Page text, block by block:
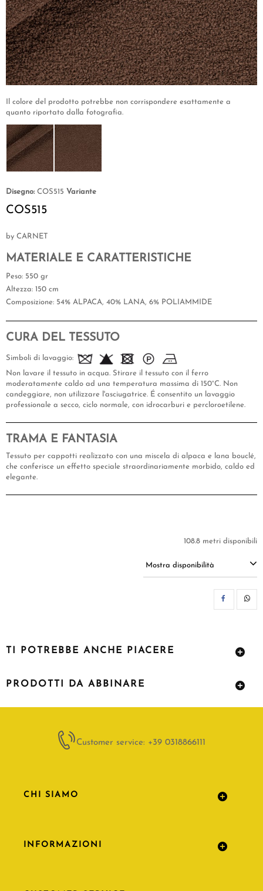
Il colore del prodotto potrebbe non corrispondere esattamente a
quanto riportato dalla fotografia.
Disegno: COS515 Variante
COS515
by CARNET
MATERIALE E CARATTERISTICHE
Peso: 550 gr
Altezza: 150 cm
Composizione: 54% ALPACA, 40% LANA, 6% POLIAMMIDE
CURA DEL TESSUTO
Simboli di lavaggio:
Non lavare il tessuto in acqua. Stirare il tessuto con il ferro
moderatamente caldo ad una temperatura massima di 150°C. Non
candeggiare, non utilizzare l'asciugatrice. É consentito un lavaggio
professionale a secco, ciclo normale, con idrocarburi e percloroetilene.
TRAMA E FANTASIA
Tessuto per cappotti realizzato con una miscela di alpaca e lana bouclé,
che conferisce un effetto speciale straordinariamente morbido, caldo ed
elegante.
108.8 metri disponibili
Mostra disponibilità
TI POTREBBE ANCHE PIACERE
PRODOTTI DA ABBINARE
Customer service: +39 0318866111
CHI SIAMO
INFORMAZIONI